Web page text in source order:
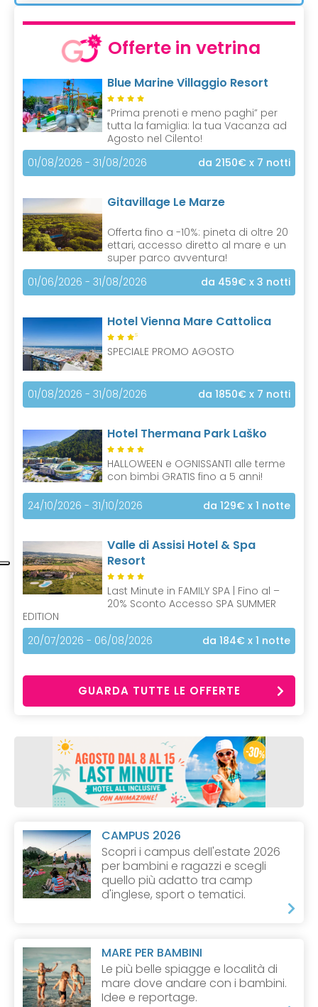
Offerte in vetrina
Blue Marine Villaggio Resort
“Prima prenoti e meno paghi” per
tutta la famiglia: la tua Vacanza ad
Agosto nel Cilento!
01/08/2026 - 31/08/2026
da 2150€ x 7 notti
Gitavillage Le Marze
Offerta fino a -10%: pineta di oltre 20
ettari, accesso diretto al mare e un
super parco avventura!
01/06/2026 - 31/08/2026
da 459€ x 3 notti
Hotel Vienna Mare Cattolica
S
SPECIALE PROMO AGOSTO
01/08/2026 - 31/08/2026 da 1850€ x 7 notti
Hotel Thermana Park Laško
HALLOWEEN e OGNISSANTI alle terme
con bimbi GRATIS fino a 5 anni!
24/10/2026 - 31/10/2026 da 129€ x 1 notte
Valle di Assisi Hotel & Spa
Resort
Last Minute in FAMILY SPA | Fino al –
20% Sconto Accesso SPA SUMMER
EDITION
20/07/2026 - 06/08/2026
da 184€ x 1 notte
GUARDA TUTTE LE OFFERTE
CAMPUS 2026
Scopri i campus dell'estate 2026
per bambini e ragazzi e scegli
quello più adatto tra camp
d'inglese, sport o tematici.
MARE PER BAMBINI
Le più belle spiagge e località di
mare dove andare con i bambini.
Idee e reportage.